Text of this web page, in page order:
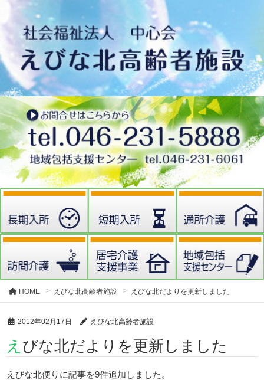
HOME えびな北高齢者施設 えびな北だよりを更新しました
2012年02月17日 えびな北高齢者施設
えびな北だよりを更新しました
えびな北便りに記事を9件追加しました。